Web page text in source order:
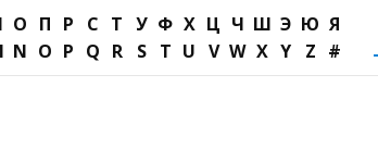
О П Р С Т У Ф Х Ц Ч Ш Э Ю Я
N O P Q R S T U V W X Y Z #